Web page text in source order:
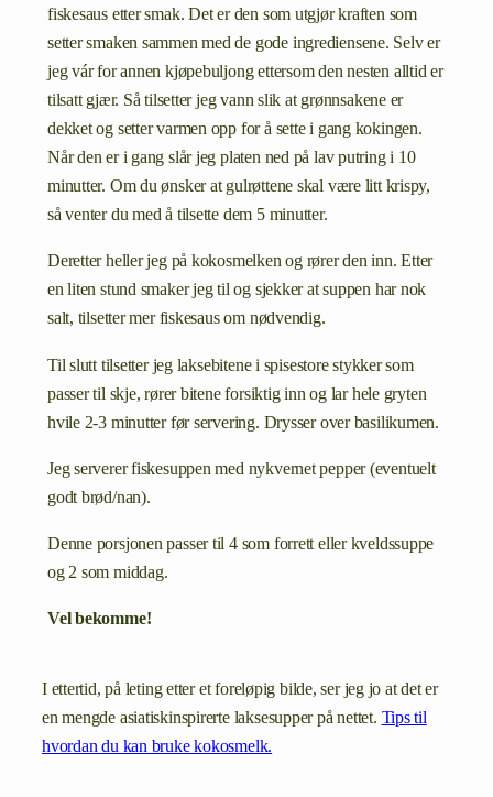
fiskesaus etter smak. Det er den som utgjør kraften som
setter smaken sammen med de gode ingrediensene. Selv er
jeg vár for annen kjøpebuljong ettersom den nesten alltid er
tilsatt gjær. Så tilsetter jeg vann slik at grønnsakene er
dekket og setter varmen opp for å sette i gang kokingen.
Når den er i gang slår jeg platen ned på lav putring i 10
minutter. Om du ønsker at gulrøttene skal være litt krispy,
så venter du med å tilsette dem 5 minutter.
Deretter heller jeg på kokosmelken og rører den inn. Etter
en liten stund smaker jeg til og sjekker at suppen har nok
salt, tilsetter mer fiskesaus om nødvendig.
Til slutt tilsetter jeg laksebitene i spisestore stykker som
passer til skje, rører bitene forsiktig inn og lar hele gryten
hvile 2-3 minutter før servering. Drysser over basilikumen.
Jeg serverer fiskesuppen med nykvernet pepper (eventuelt
godt brød/nan).
Denne porsjonen passer til 4 som forrett eller kveldssuppe
og 2 som middag.
Vel bekomme!
I ettertid, på leting etter et foreløpig bilde, ser jeg jo at det er
en mengde asiatiskinspirerte laksesupper på nettet. Tips til
hvordan du kan bruke kokosmelk.